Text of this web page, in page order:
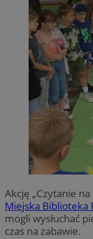
Akcję „Czytanie
Miejska Biblioteka
mogli wysłuchać
czas na zabawie.